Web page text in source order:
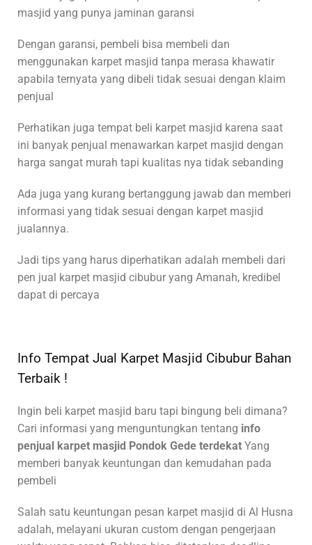
masjid yang punya jaminan garansi
Dengan garansi, pembeli bisa membeli dan
menggunakan karpet masjid tanpa merasa khawatir
apabila ternyata yang dibeli tidak sesuai dengan klaim
penjual
Perhatikan juga tempat beli karpet masjid karena saat
ini banyak penjual menawarkan karpet masjid dengan
harga sangat murah tapi kualitas nya tidak sebanding
Ada juga yang kurang bertanggung jawab dan memberi
informasi yang tidak sesuai dengan karpet masjid
jualannya.
Jadi tips yang harus diperhatikan adalah membeli dari
pen jual karpet masjid cibubur yang Amanah, kredibel
dapat di percaya
Info Tempat Jual Karpet Masjid Cibubur Bahan
Terbaik !
Ingin beli karpet masjid baru tapi bingung beli dimana?
Cari informasi yang menguntungkan tentang info
penjual karpet masjid Pondok Gede terdekat Yang
memberi banyak keuntungan dan kemudahan pada
pembeli
Salah satu keuntungan pesan karpet masjid di Al Husna
adalah, melayani ukuran custom dengan pengerjaan